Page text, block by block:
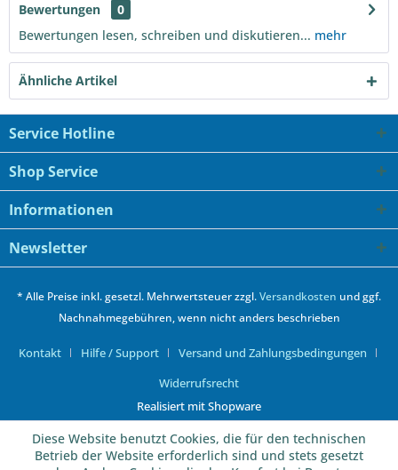
Bewertungen
0
Bewertungen lesen, schreiben und diskutieren... mehr
Ähnliche Artikel
Service Hotline
Shop Service
Informationen
Newsletter
* Alle Preise inkl. gesetzl. Mehrwertsteuer zzgl.Versandkosten und ggf.
Nachnahmegebühren, wenn nicht anders beschrieben
Kontakt Hilfe / Support
Versand und Zahlungsbedingungen
Widerrufsrecht
Realisiert mit Shopware
Diese Website benutzt Cookies, die für den technischen
Betrieb der Website erforderlich sind und stets gesetzt